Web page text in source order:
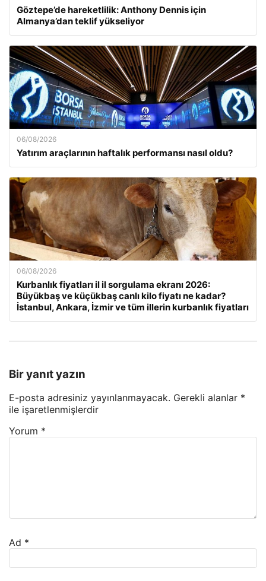
Göztepe’de hareketlilik: Anthony Dennis için
Almanya’dan teklif yükseliyor
06/08/2026
Yatırım araçlarının haftalık performansı nasıl oldu?
06/08/2026
Kurbanlık fiyatları il il sorgulama ekranı 2026:
Büyükbaş ve küçükbaş canlı kilo fiyatı ne kadar?
İstanbul, Ankara, İzmir ve tüm illerin kurbanlık fiyatları
Bir yanıt yazın
E-posta adresiniz yayınlanmayacak. Gerekli alanlar *
ile işaretlenmişlerdir
Yorum *
Ad *